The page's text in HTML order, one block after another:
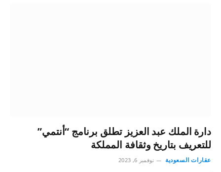
دارة الملك عبد العزيز تطلق برنامج “أنتمي”
للتعريف بتاريخ وثقافة المملكة
عقارات السعودية نوفمبر 6, 2023